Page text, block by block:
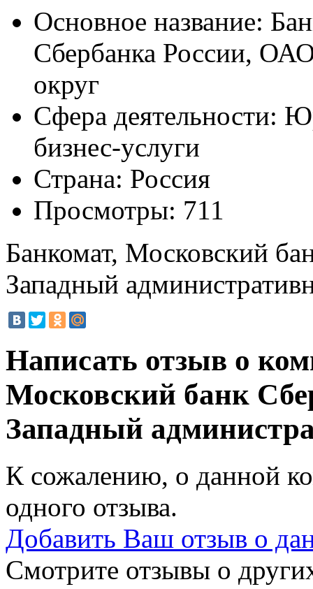
Основное название:
Сбербанка России,
округ
Сфера деятельности:
бизнес-услуги
Страна: Россия
Просмотры: 711
Банкомат, Московский
Западный
Написать отзыв о
Московский банк
Западный
К сожалению, о данной
одного отзыва.
Добавить Ваш отзыв о
Смотрите отзывы о